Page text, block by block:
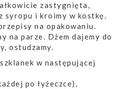
zastygnięta,
syropu i kroimy w kostkę.
na opakowaniu.
na parze. Dżem dajemy do
ostudzamy.
w następującej
po łyżeczce),